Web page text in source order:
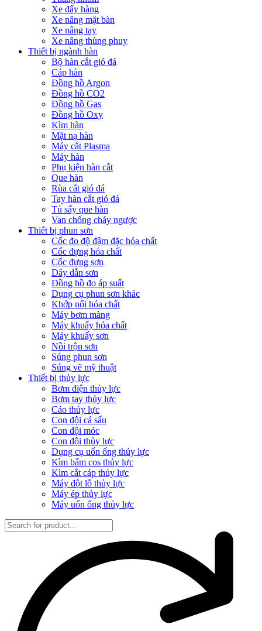
Xe đẩy hàng
Xe nâng mặt bàn
Xe nâng tay
Xe nâng thùng phuy
Thiết bị ngành hàn
Bộ hàn cắt gió đá
Cáp hàn
Đồng hồ Argon
Đồng hồ CO2
Đồng hồ Gas
Đồng hồ Oxy
Kìm hàn
Mặt nạ hàn
Máy cắt Plasma
Máy hàn
Phụ kiện hàn cắt
Que hàn
Rùa cắt gió đá
Tay hàn cắt gió đá
Tủ sấy que hàn
Van chống cháy ngược
Thiết bị phun sơn
Cốc đo độ đậm đặc hóa chất
Cốc đựng hóa chất
Cốc đựng sơn
Dây dẫn sơn
Đồng hồ đo áp suất
Dụng cụ phun sơn khác
Khớp nối hóa chất
Máy bơm màng
Máy khuấy hóa chất
Máy khuấy sơn
Nồi trộn sơn
Súng phun sơn
Súng vẽ mỹ thuật
Thiết bị thủy lực
Bơm điện thủy lực
Bơm tay thủy lực
Cảo thủy lực
Con đội cá sấu
Con đội móc
Con đội thủy lực
Dụng cụ uốn ống thủy lực
Kìm bấm cos thủy lực
Kìm cắt cáp thủy lực
Máy đột lỗ thủy lực
Máy ép thủy lực
Máy uốn ống thủy lực